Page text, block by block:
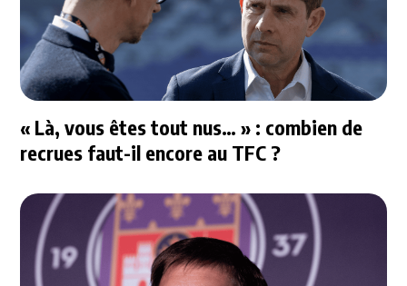
« Là, vous êtes tout nus… » : combien de
recrues faut-il encore au TFC ?